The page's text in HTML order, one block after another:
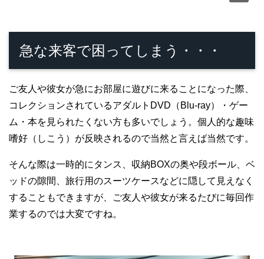
急な来客で困ってしまう・・・
ご友人や彼女が急にお部屋に遊びに来ることになった際、
コレクションされているアダルトDVD（Blu-ray）・ゲー
ム・本を見られたくない方も多いでしょう。個人的な趣味
嗜好（しこう）が反映されるので当然と言えば当然です。
そんな際は一時的にタンス、収納BOXの奥や段ボール、ベ
ッドの隙間、旅行用のスーツケースなどに隠して見えなく
することもできますが、ご友人や彼女が来るたびに毎回作
業するのでは大変ですね。